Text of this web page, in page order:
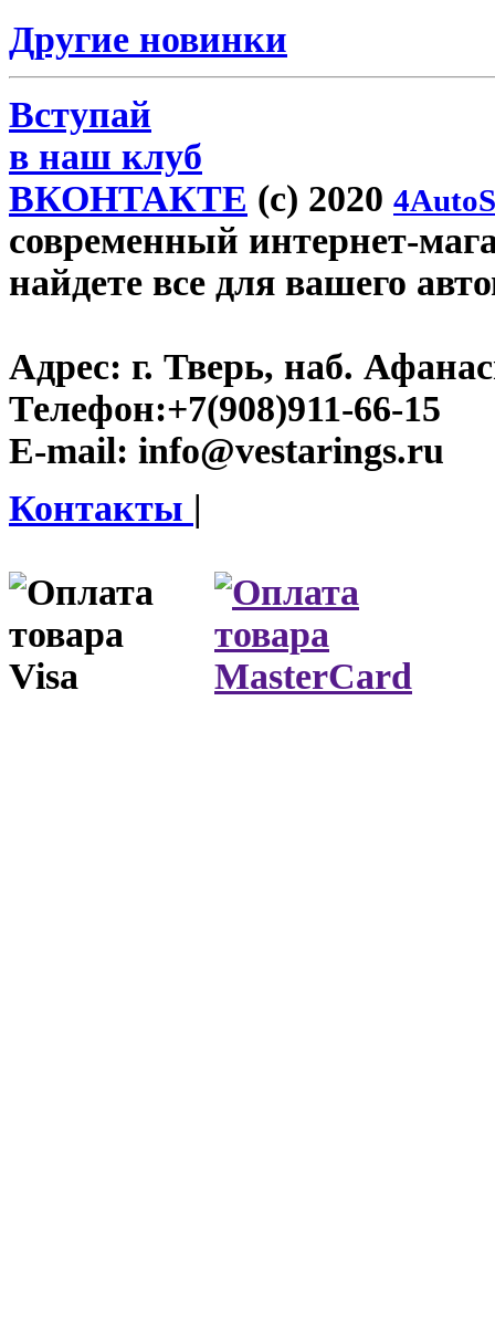
Другие новинки
Вступай
в наш клуб
ВКОНТАКТЕ (c) 2020
современный интернет-
найдете все для вашего
Адрес: г. Тверь, наб.
Телефон:+7(908)911-66-15
E-mail: info@vestarings.ru
Контакты |